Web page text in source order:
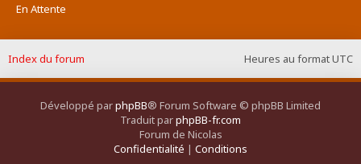
En Attente
Heures au formatUTC
Index du forum
Développé parphpBB® Forum Software © phpBB Limited
Traduit parphpBB-fr.com
Forum de Nicolas
Confidentialité | Conditions